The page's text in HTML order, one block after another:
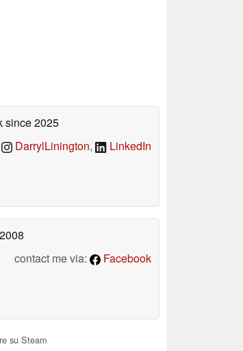
since 2025
DarrylLinington, LinkedIn
contact me via:
Facebook
su Steam